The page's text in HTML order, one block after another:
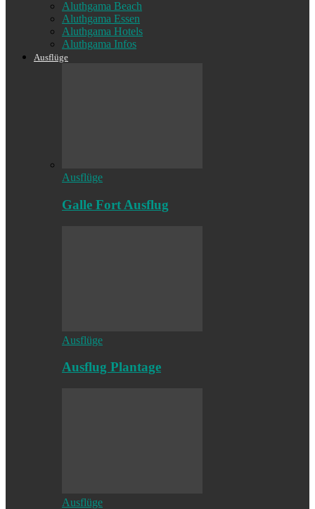
Aluthgama Beach
Aluthgama Essen
Aluthgama Hotels
Aluthgama Infos
Ausflüge
Ausflüge
Galle Fort Ausflug
Ausflüge
Ausflug Plantage
Ausflüge